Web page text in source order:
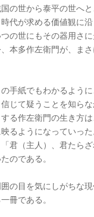
の世から泰平の世へ
代が求める価値観に
の世にもその器用さ
本多作左衛門が、ま
手紙でもわかるよう
じて疑うことを知ら
る作左衛門の生き方
るようになっていっ
君（主人）、君たら
のである。
の目を気にしがちな
冊である。